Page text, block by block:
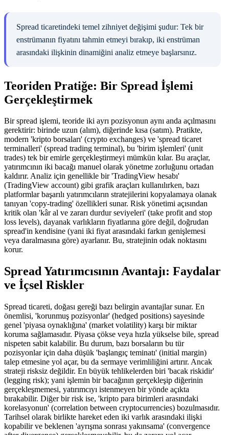
Spread ticaretindeki temel zihniyet değişimi şudur: Tek bir
enstrümanın fiyatını tahmin etmeyi bırakıp, iki enstrüman
arasındaki ilişkinin dinamiğini analiz etmeye başlarsınız.
Teoriden Pratiğe: Bir Spread İşlemi
Gerçekleştirmek
Bir spread işlemi, teoride iki ayrı pozisyonun aynı anda açılmasını
gerektirir: birinde uzun (alım), diğerinde kısa (satım). Pratikte,
modern 'kripto borsaları' (crypto exchanges) ve 'spread ticaret
terminalleri' (spread trading terminal), bu 'birim işlemleri' (unit
trades) tek bir emirle gerçekleştirmeyi mümkün kılar. Bu araçlar,
yatırımcının iki bacağı manuel olarak yönetme zorluğunu ortadan
kaldırır. Analiz için genellikle bir 'TradingView hesabı'
(TradingView account) gibi grafik araçları kullanılırken, bazı
platformlar başarılı yatırımcıların stratejilerini kopyalamaya olanak
tanıyan 'copy-trading' özellikleri sunar. Risk yönetimi açısından
kritik olan 'kâr al ve zararı durdur seviyeleri' (take profit and stop
loss levels), dayanak varlıkların fiyatlarına göre değil, doğrudan
spread'in kendisine (yani iki fiyat arasındaki farkın genişlemesi
veya daralmasına göre) ayarlanır. Bu, stratejinin odak noktasını
korur.
Spread Yatırımcısının Avantajı: Faydalar
ve İçsel Riskler
Spread ticareti, doğası gereği bazı belirgin avantajlar sunar. En
önemlisi, 'korunmuş pozisyonlar' (hedged positions) sayesinde
genel 'piyasa oynaklığına' (market volatility) karşı bir miktar
koruma sağlamasıdır. Piyasa çökse veya hızla yükselse bile, spread
nispeten sabit kalabilir. Bu durum, bazı borsaların bu tür
pozisyonlar için daha düşük 'başlangıç teminatı' (initial margin)
talep etmesine yol açar, bu da sermaye verimliliğini artırır. Ancak
strateji risksiz değildir. En büyük tehlikelerden biri 'bacak riskidir'
(legging risk); yani işlemin bir bacağının gerçekleşip diğerinin
gerçekleşmemesi, yatırımcıyı istenmeyen bir yönde açıkta
bırakabilir. Diğer bir risk ise, 'kripto para birimleri arasındaki
korelasyonun' (correlation between cryptocurrencies) bozulmasıdır.
Tarihsel olarak birlikte hareket eden iki varlık arasındaki ilişki
kopabilir ve beklenen 'ayrışma sonrası yakınsama' (convergence